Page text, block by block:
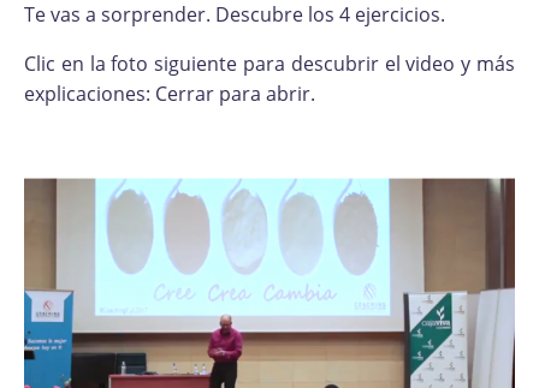
Te vas a sorprender. Descubre los 4 ejercicios.
Clic en la foto siguiente para descubrir el video y más
explicaciones: Cerrar para abrir.